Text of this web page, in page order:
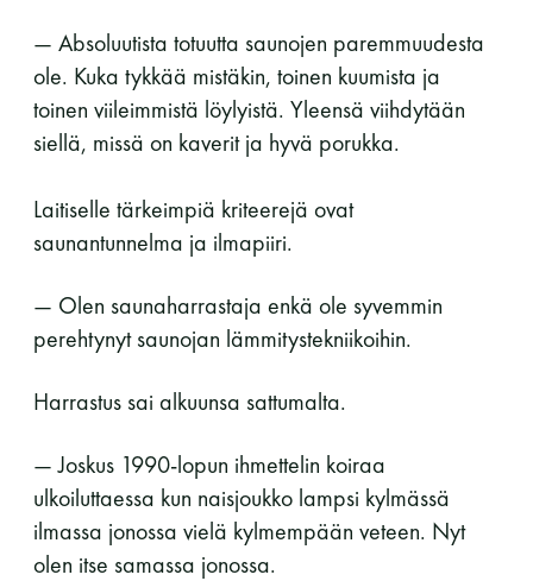
— Absoluutista totuutta saunojen paremmuudesta
ole. Kuka tykkää mistäkin, toinen kuumista ja
toinen viileimmistä löylyistä. Yleensä viihdytään
siellä, missä on kaverit ja hyvä porukka.
Laitiselle tärkeimpiä kriteerejä ovat
saunantunnelma ja ilmapiiri.
— Olen saunaharrastaja enkä ole syvemmin
perehtynyt saunojan lämmitystekniikoihin.
Harrastus sai alkuunsa sattumalta.
— Joskus 1990-lopun ihmettelin koiraa
ulkoiluttaessa kun naisjoukko lampsi kylmässä
ilmassa jonossa vielä kylmempään veteen. Nyt
olen itse samassa jonossa.